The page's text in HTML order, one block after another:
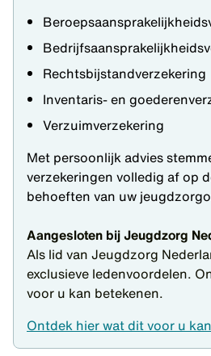
Rechtsbijstandverzekering
Inventaris- en
Verzuimverzekering
Met persoonlijk advies
verzekeringen volledig af op
behoeften van uw
Aangesloten bij Jeugdzorg
Als lid van Jeugdzorg
exclusieve ledenvoordelen.
voor u kan betekenen.
Ontdek hier wat dit voor u